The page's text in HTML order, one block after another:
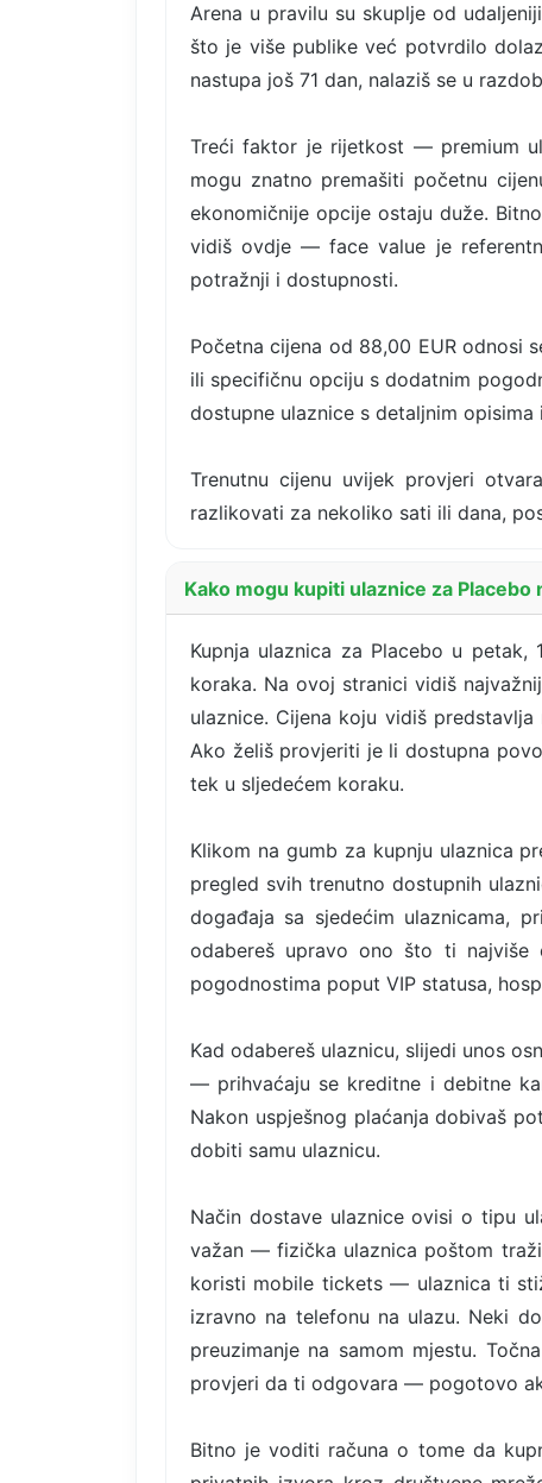
Arena u pravilu su skuplje od
što je više publike već potvrdilo
nastupa još 71 dan, nalaziš se u
Treći faktor je rijetkost — premium
mogu znatno premašiti početnu
ekonomičnije opcije ostaju duže.
vidiš ovdje — face value je
potražnji i dostupnosti.
Početna cijena od 88,00 EUR odnosi
ili specifičnu opciju s dodatnim
dostupne ulaznice s detaljnim
Trenutnu cijenu uvijek provjeri
razlikovati za nekoliko sati ili dana,
Kako mogu kupiti ulaznice za Placebo
Kupnja ulaznica za Placebo u
koraka. Na ovoj stranici vidiš
ulaznice. Cijena koju vidiš
Ako želiš provjeriti je li dostupna
tek u sljedećem koraku.
Klikom na gumb za kupnju ulaznica
pregled svih trenutno dostupnih
događaja sa sjedećim ulaznicama,
odabereš upravo ono što ti
pogodnostima poput VIP statusa,
Kad odabereš ulaznicu, slijedi unos
— prihvaćaju se kreditne i debitne
Nakon uspješnog plaćanja dobivaš
dobiti samu ulaznicu.
Način dostave ulaznice ovisi o tipu
važan — fizička ulaznica poštom
koristi mobile tickets — ulaznica ti
izravno na telefonu na ulazu. Neki
preuzimanje na samom mjestu.
provjeri da ti odgovara — pogotovo
Bitno je voditi računa o tome da